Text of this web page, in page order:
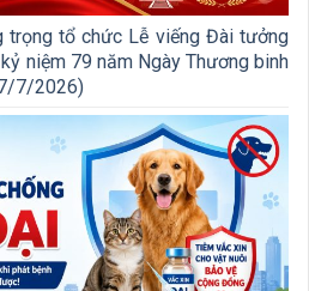
trọng tổ chức Lễ viếng Đài tưởng
niệm 79 năm Ngày Thương binh
7/2026)